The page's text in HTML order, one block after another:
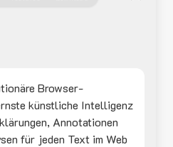
Browser-
künstliche Intelligenz
Annotationen
für jeden Text im Web